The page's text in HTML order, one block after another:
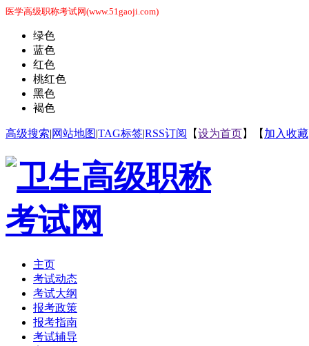
医学高级职称考试网(www.51gaoji.com)
绿色
蓝色
红色
桃红色
黑色
褐色
高级搜索|网站地图|TAG标签|RSS订阅 【设为首页】【 加入收藏
主页
考试动态
考试大纲
报考政策
报考指南
考试辅导